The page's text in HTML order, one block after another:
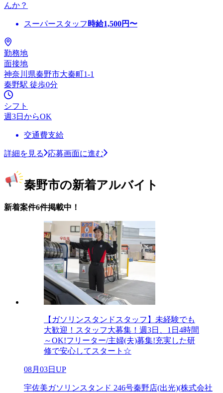
んか？
スーパースタッフ 時給1,500円〜
勤務地
面接地
神奈川県秦野市大秦町1-1
秦野駅 徒歩0分
シフト
週3日からOK
交通費支給
詳細を見る 応募画面に進む
秦野市の新着アルバイト
新着案件6件掲載中！
【ガソリンスタンドスタッフ】未経験でも
大歓迎！スタッフ大募集！週3日、1日4時間
～OK!フリーター/主婦(夫)募集!充実した研
修で安心してスタート☆
08月03日UP
宇佐美ガソリンスタンド 246号秦野店(出光)(株式会社